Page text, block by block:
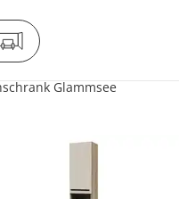
Glammsee